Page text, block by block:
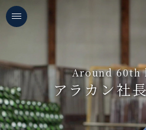
Around 60th
アラカン社